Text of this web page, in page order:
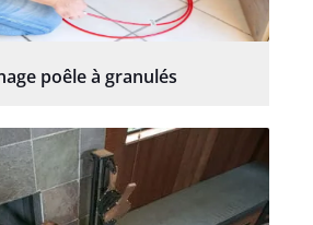
poêle à granulés